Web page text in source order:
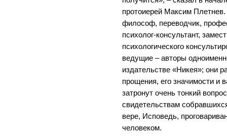
протоиерей Максим
философ, переводчик,
психолог-консультант,
психологического
ведущие – авторы
издательстве «Никея»; они
прощения, его значимости и
затронут очень тонкий
свидетельствам
вере, Исповедь,
человеком.